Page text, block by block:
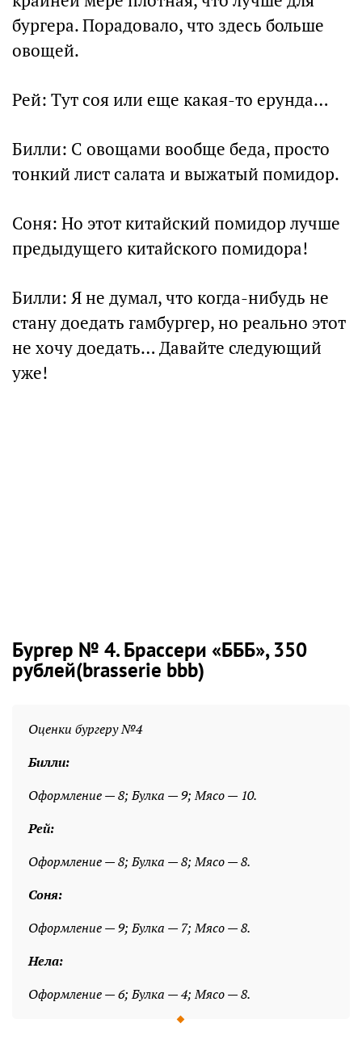
бургера. Порадовало, что здесь больше
овощей.
Рей: Тут соя или еще какая-то ерунда…
Билли: С овощами вообще беда, просто
тонкий лист салата и выжатый помидор.
Соня: Но этот китайский помидор лучше
предыдущего китайского помидора!
Билли: Я не думал, что когда-нибудь не
стану доедать гамбургер, но реально этот
не хочу доедать… Давайте следующий
уже!
Бургер № 4. Брассери «БББ», 350
рублей(brasserie bbb)
Оценки бургеру №4
Билли:
Оформление — 8; Булка — 9; Мясо — 10.
Рей:
Оформление — 8; Булка — 8; Мясо — 8.
Соня:
Оформление — 9; Булка — 7; Мясо — 8.
Нела:
Оформление — 6; Булка — 4; Мясо — 8.